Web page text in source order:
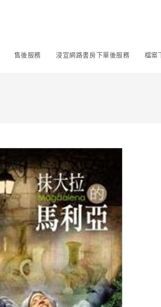
售後服務 浸宣網路書房下單後服務 檔案
核心 聖經的脈絡與核
NT$